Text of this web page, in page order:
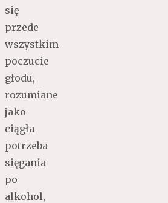
się
przede
wszystkim
poczucie
głodu,
rozumiane
jako
ciągła
potrzeba
sięgania
po
alkohol,